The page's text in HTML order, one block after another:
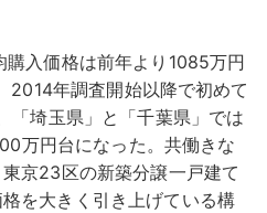
入価格は前年より1085万円
年調査開始以降で初めて
「埼玉県」と「千葉県」では
万円台になった。共働きな
京23区の新築分譲一戸建て
を大きく引き上げている構